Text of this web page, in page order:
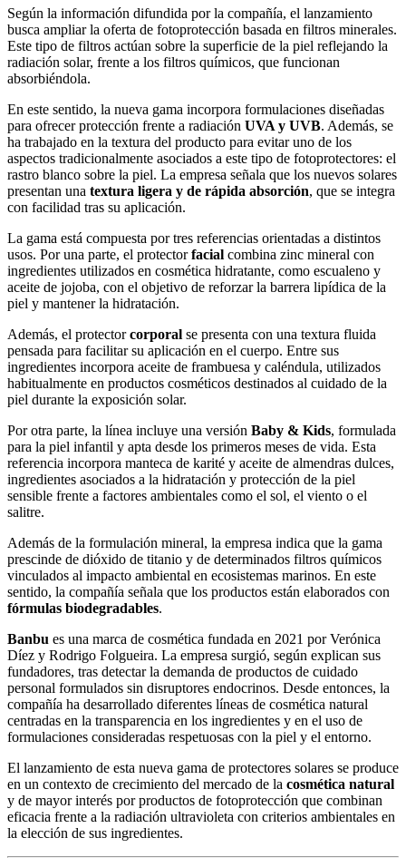
Según la información difundida por la compañía, el lanzamiento
busca ampliar la oferta de fotoprotección basada en filtros minerales.
Este tipo de filtros actúan sobre la superficie de la piel reflejando la
radiación solar, frente a los filtros químicos, que funcionan
absorbiéndola.
En este sentido, la nueva gama incorpora formulaciones diseñadas
para ofrecer protección frente a radiación UVA y UVB. Además, se
ha trabajado en la textura del producto para evitar uno de los
aspectos tradicionalmente asociados a este tipo de fotoprotectores: el
rastro blanco sobre la piel. La empresa señala que los nuevos solares
presentan una textura ligera y de rápida absorción, que se integra
con facilidad tras su aplicación.
La gama está compuesta por tres referencias orientadas a distintos
usos. Por una parte, el protectorfacial combina zinc mineral con
ingredientes utilizados en cosmética hidratante, como escualeno y
aceite de jojoba, con el objetivo de reforzar la barrera lipídica de la
piel y mantener la hidratación.
Además, el protectorcorporal se presenta con una textura fluida
pensada para facilitar su aplicación en el cuerpo. Entre sus
ingredientes incorpora aceite de frambuesa y caléndula, utilizados
habitualmente en productos cosméticos destinados al cuidado de la
piel durante la exposición solar.
Por otra parte, la línea incluye una versión Baby & Kids, formulada
para la piel infantil y apta desde los primeros meses de vida. Esta
referencia incorpora manteca de karité y aceite de almendras dulces,
ingredientes asociados a la hidratación y protección de la piel
sensible frente a factores ambientales como el sol, el viento o el
salitre.
Además de la formulación mineral, la empresa indica que la gama
prescinde de dióxido de titanio y de determinados filtros químicos
vinculados al impacto ambiental en ecosistemas marinos. En este
sentido, la compañía señala que los productos están elaborados con
fórmulas biodegradables.
Banbu es una marca de cosmética fundada en 2021 por Verónica
Díez y Rodrigo Folgueira. La empresa surgió, según explican sus
fundadores, tras detectar la demanda de productos de cuidado
personal formulados sin disruptores endocrinos. Desde entonces, la
compañía ha desarrollado diferentes líneas de cosmética natural
centradas en la transparencia en los ingredientes y en el uso de
formulaciones consideradas respetuosas con la piel y el entorno.
El lanzamiento de esta nueva gama de protectores solares se produce
en un contexto de crecimiento del mercado de la cosmética natural
y de mayor interés por productos de fotoprotección que combinan
eficacia frente a la radiación ultravioleta con criterios ambientales en
la elección de sus ingredientes.